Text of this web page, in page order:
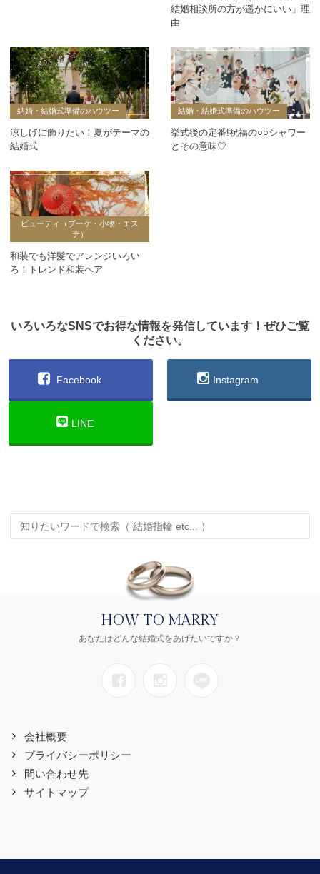
結婚相談所の方が遥かにいい」理
由
結婚・結婚式準備のハウツー
涼しげに飾りたい！夏がテーマの
結婚式
結婚・結婚式準備のハウツー
挙式後の定番!祝福の○○シャワー
とその意味♡
ビューティ（ブーケ・小物・エス
テ）
和装でも洋髪でアレンジいろい
ろ！トレンド和装ヘア
いろいろなSNSでお得な情報を発信しています！ぜひご覧
ください。
Facebook Instagram
LINE
HOW TO MARRY
あなたはどんな結婚式をあげたいですか？
会社概要
プライバシーポリシー
問い合わせ先
サイトマップ